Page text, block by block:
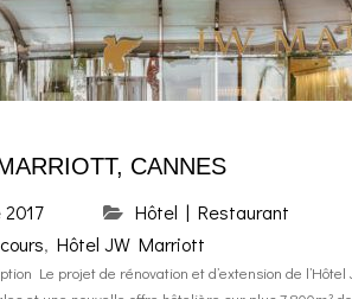
CANNES
2017
Hôtel | Restaurant
, Hôtel JW Marriott
Le projet de rénovation et d’extension de